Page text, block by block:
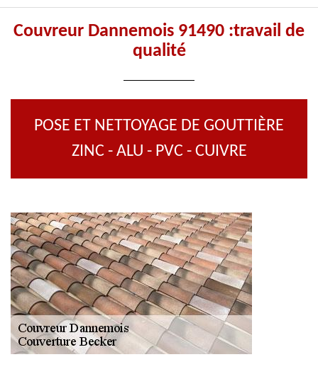
Couvreur Dannemois 91490 :travail de
qualité
POSE ET NETTOYAGE DE GOUTTIÈRE
ZINC - ALU - PVC - CUIVRE